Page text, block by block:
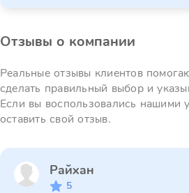
Отзывы о компании
Реальные отзывы клиентов
сделать правильный выбор и
Если вы воспользовались нашими
оставить свой отзыв.
Райхан
5